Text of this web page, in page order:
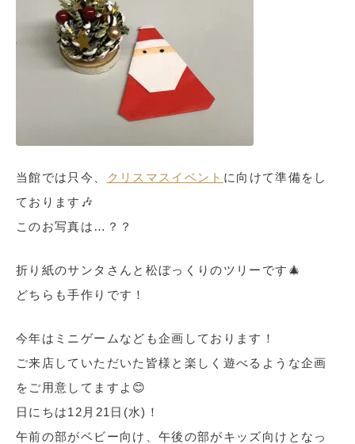
当館では只今、 クリスマスイベント に向けて準備をし
ております🎶
このお写真は…？？
折り紙のサンタさんと松ぼっくりのツリーです🎄
どちらも手作りです！
今年はミニゲームなども企画しております！
ご来店していただいた皆様と楽しく遊べるような企画
をご用意してますよ😊
日にちは12月21日(水)！
午前の部がベビー向け、午後の部がキッズ向けとなっ